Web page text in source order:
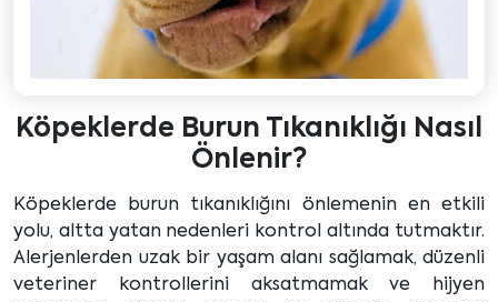
Köpeklerde Burun Tıkanıklığı Nasıl
Önlenir?
Köpeklerde burun tıkanıklığını önlemenin en etkili
yolu, altta yatan nedenleri kontrol altında tutmaktır.
Alerjenlerden uzak bir yaşam alanı sağlamak, düzenli
veteriner kontrollerini aksatmamak ve hijyen